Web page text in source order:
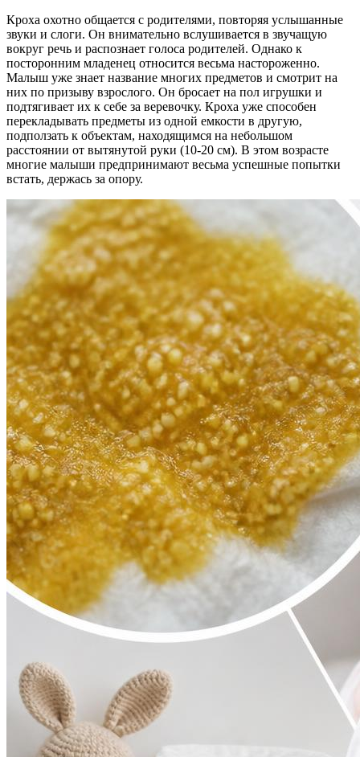
Кроха охотно общается с родителями, повторяя услышанные
звуки и слоги. Он внимательно вслушивается в звучащую
вокруг речь и распознает голоса родителей. Однако к
посторонним младенец относится весьма настороженно.
Малыш уже знает название многих предметов и смотрит на
них по призыву взрослого. Он бросает на пол игрушки и
подтягивает их к себе за веревочку. Кроха уже способен
перекладывать предметы из одной емкости в другую,
подползать к объектам, находящимся на небольшом
расстоянии от вытянутой руки (10-20 см). В этом возрасте
многие малыши предпринимают весьма успешные попытки
встать, держась за опору.